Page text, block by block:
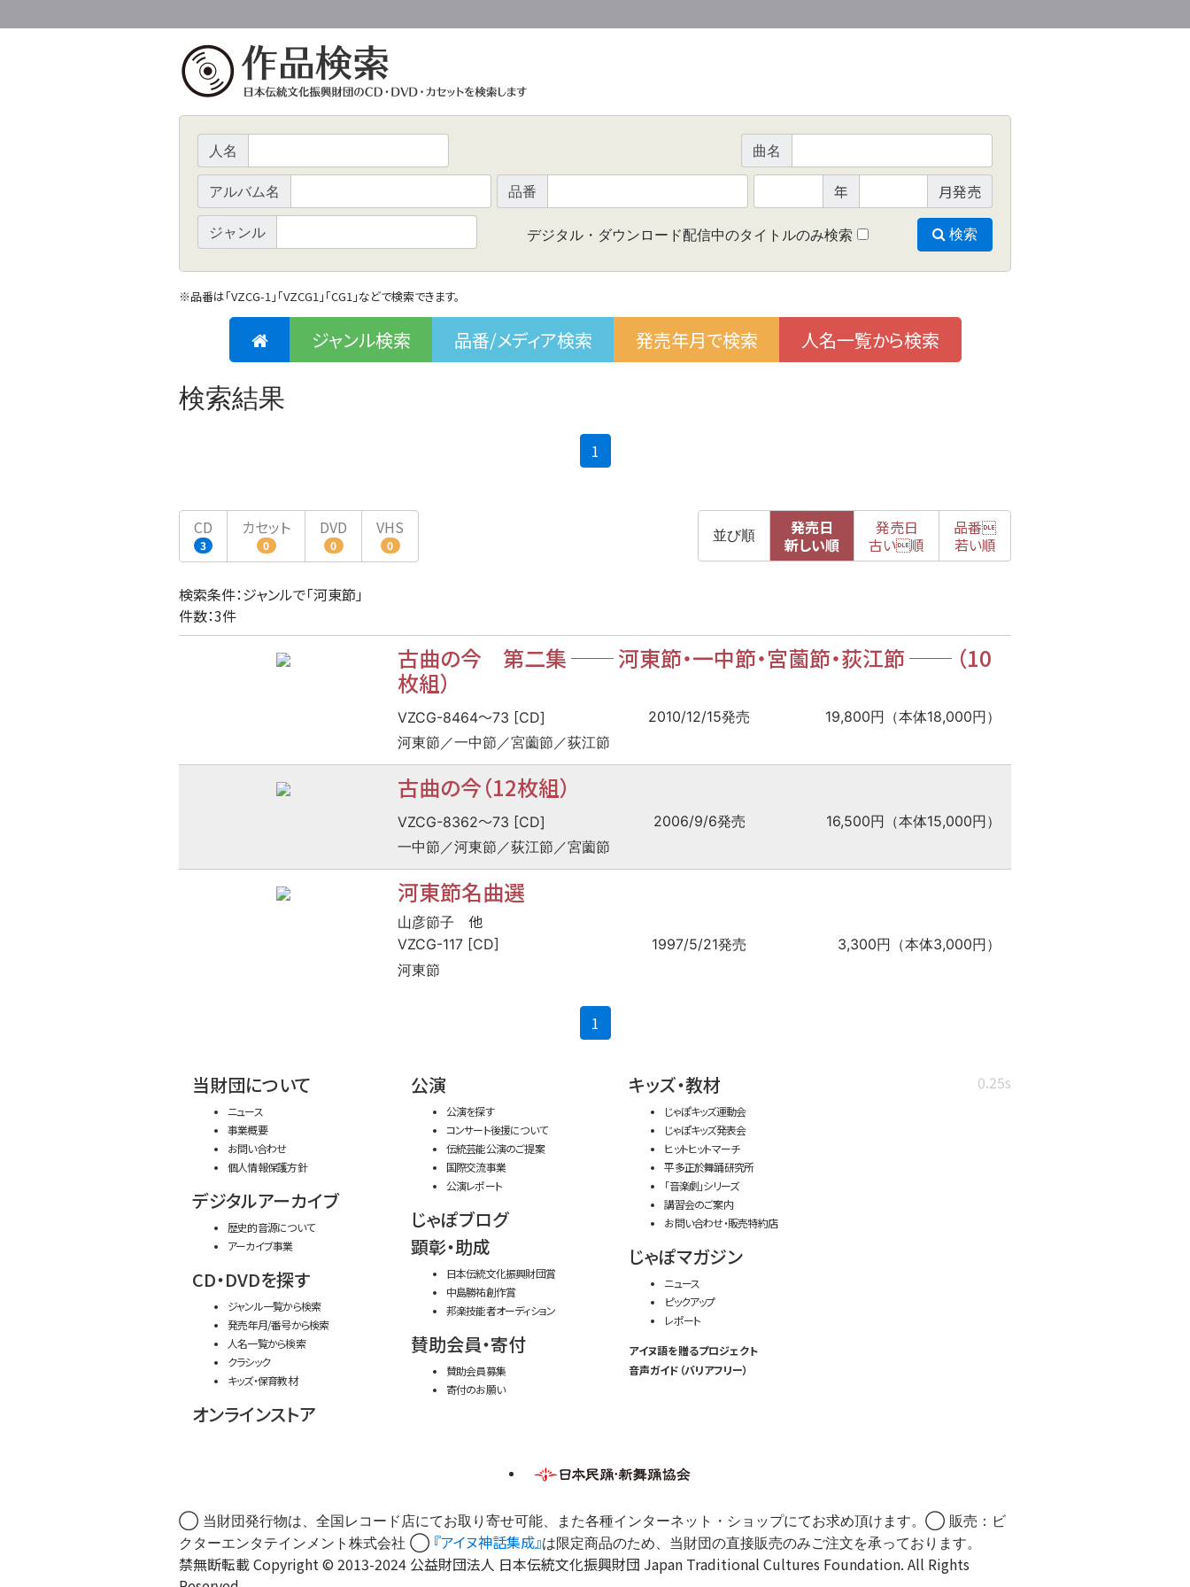
人名 曲名
アルバム名 品番 年 月発売
ジャンル デジタル・ダウンロード配信中のタイトルのみ検索 検索
※品番は「VZCG-1」「VZCG1」「CG1」などで検索できます。
ジャンル検索 品番/メディア検索 発売年月で検索 人名一覧から検索
検索結果
1
CD
3
カセット
0
DVD
0
VHS
0
並び順
発売日
新しい順
発売日
古い順
品番
若い順
検索条件：ジャンルで「河東節」
件数：3件
古曲の今 第二集──河東節・一中節・宮薗節・荻江節── （10
枚組）
VZCG-8464〜73 [CD] 2010/12/15発売
19,800円（本体18,000円）
河東節／一中節／宮薗節／荻江節
古曲の今（12枚組）
VZCG-8362〜73 [CD] 2006/9/6発売
16,500円（本体15,000円）
一中節／河東節／荻江節／宮薗節
河東節名曲選
山彦節子 他
VZCG-117 [CD] 1997/5/21発売
3,300円（本体3,000円）
河東節
1
0.25s
当財団について
ニュース
事業概要
お問い合わせ
個人情報保護方針
デジタルアーカイブ
歴史的音源について
アーカイブ事業
CD・DVDを探す
ジャンル一覧から検索
発売年月/番号から検索
人名一覧から検索
クラシック
キッズ・保育教材
オンラインストア
公演
公演を探す
コンサート後援について
伝統芸能公演のご提案
国際交流事業
公演レポート
じゃぽブログ
顕彰・助成
日本伝統文化振興財団賞
中島勝祐創作賞
邦楽技能者オーディション
賛助会員・寄付
賛助会員募集
寄付のお願い
キッズ・教材
じゃぽキッズ運動会
じゃぽキッズ発表会
ヒットヒットマーチ
平多正於舞踊研究所
「音楽劇」シリーズ
講習会のご案内
お問い合わせ・販売特約店
じゃぽマガジン
ニュース
ピックアップ
レポート
アイヌ語を贈るプロジェクト
音声ガイド（バリアフリー）
◯ 当財団発行物は、全国レコード店にてお取り寄せ可能、また各種インターネット・ショップにてお求め頂けます。◯ 販売：ビ
クターエンタテインメント株式会社 ◯ 『アイヌ神話集成』は限定商品のため、当財団の直接販売のみご注文を承っております。
禁無断転載 Copyright © 2013-2024 公益財団法人 日本伝統文化振興財団 Japan Traditional Cultures Foundation. All Rights